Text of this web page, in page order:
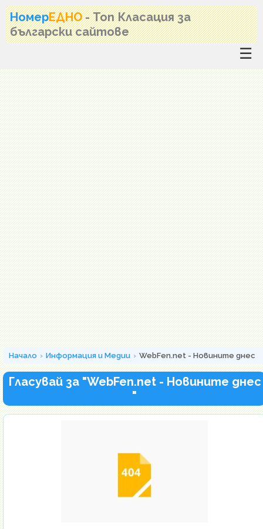
НомерЕДНО - Топ Класация за
български сайтове
☰
Начало Информация и Медии WebFen.net - Новините днес
Гласувай за "WebFen.net - Новините днес
"